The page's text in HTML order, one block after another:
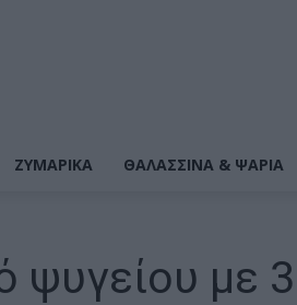
ΖΥΜΑΡΙΚΆ ΘΑΛΑΣΣΙΝΆ & ΨΆΡΙΑ
ψυγείου με 3